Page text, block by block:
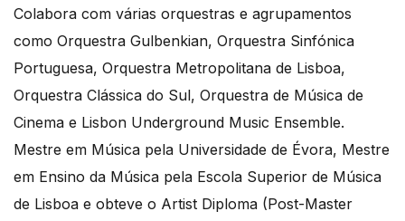
Colabora com várias orquestras e agrupamentos
como Orquestra Gulbenkian, Orquestra Sinfónica
Portuguesa, Orquestra Metropolitana de Lisboa,
Orquestra Clássica do Sul, Orquestra de Música de
Cinema e Lisbon Underground Music Ensemble.
Mestre em Música pela Universidade de Évora, Mestre
em Ensino da Música pela Escola Superior de Música
de Lisboa e obteve o Artist Diploma (Post-Master